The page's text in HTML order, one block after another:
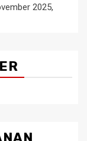
2025,